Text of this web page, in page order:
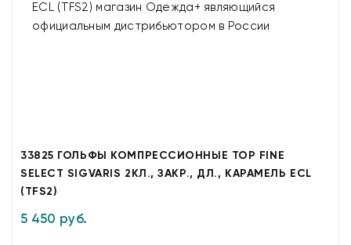
33825 ГОЛЬФЫ КОМПРЕССИОННЫЕ TOP FINE
SELECT SIGVARIS 2КЛ., ЗАКР., ДЛ., КАРАМЕЛЬ ECL
(TFS2)
5 450 руб.